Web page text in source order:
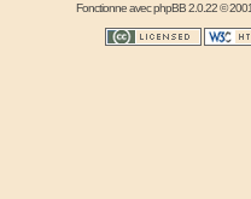
Fonctionne avecphpBB2.0.22 ©